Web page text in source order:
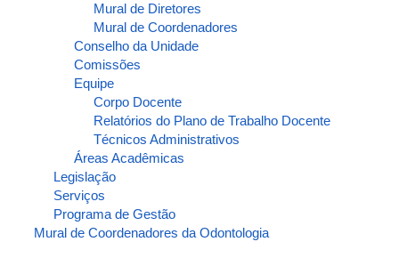
Mural de Diretores
Mural de Coordenadores
Conselho da Unidade
Comissões
Equipe
Corpo Docente
Relatórios do Plano de Trabalho Docente
Técnicos Administrativos
Áreas Acadêmicas
Legislação
Serviços
Programa de Gestão
Mural de Coordenadores da Odontologia